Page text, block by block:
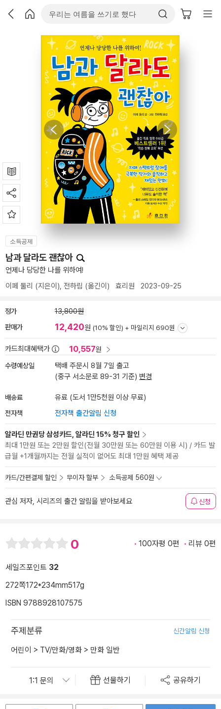
소득공제
남과 달라도 괜찮아
언제나 당당한 나를 위하여!
이페 둘리 (지은이), 전하림 (옮긴이) 효리원 2023-09-25
정가 13,800원
판매가 12,420원 (10% 할인) + 마일리지 690원
카드최대혜택가 10,557원
수령예상일
택배 주문시 8월 7일 출고
(중구 서소문로 89-31 기준) 변경
배송료 유료 (도서 1만5천원 이상 무료)
전자책 전자책 출간알림 신청
알라딘 만권당 삼성카드, 알라딘 15% 청구 할인
최대 1만원 또는 2만원 할인(전월 30만원 또는 60만원 이용 시) / 카드 발
급월 +1개월까지는 전월 실적이 없어도 최대 1만원 혜택 제공
카드/간편결제 할인 무이자 할부 소득공제 560원
관심 저자, 시리즈의 출간 알림을 받아보세요 신청
0 100자평 0편 리뷰 0편
세일즈포인트 32
272쪽172*234mm517g
ISBN 9788928107575
주제분류 신간알림 신청
어린이 > TV/만화/영화 > 만화 일반
선물하기 공유하기